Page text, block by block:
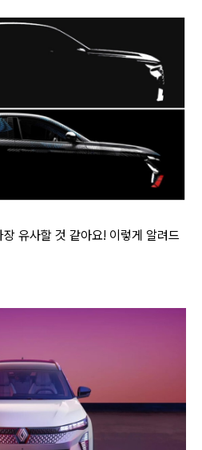
유사할 것 같아요! 이렇게 알려드